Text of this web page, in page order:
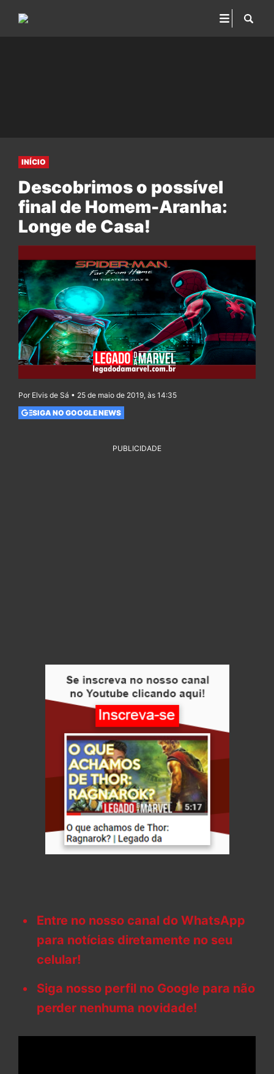
INÍCIO
Descobrimos o possível
final de Homem-Aranha:
Longe de Casa!
Por Elvis de Sá • 25 de maio de 2019, às 14:35
SIGA NO GOOGLE NEWS
PUBLICIDADE
Entre no nosso canal do WhatsApp
para notícias diretamente no seu
celular!
Siga nosso perfil no Google para não
perder nenhuma novidade!